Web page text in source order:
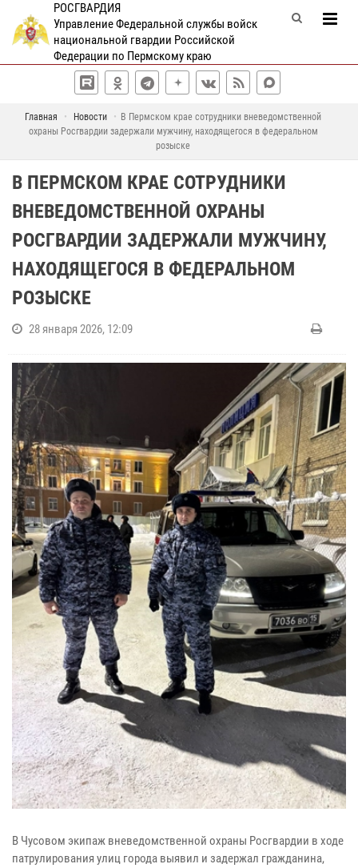
РОСГВАРДИЯ
Управление Федеральной службы войск
национальной гвардии Российской
Федерации по Пермскому краю
Главная Новости
В Пермском крае сотрудники вневедомственной
охраны Росгвардии задержали мужчину, находящегося в федеральном
розыске
В ПЕРМСКОМ КРАЕ СОТРУДНИКИ
ВНЕВЕДОМСТВЕННОЙ ОХРАНЫ
РОСГВАРДИИ ЗАДЕРЖАЛИ МУЖЧИНУ,
НАХОДЯЩЕГОСЯ В ФЕДЕРАЛЬНОМ
РОЗЫСКЕ
28 января 2026, 12:09
В Чусовом экипаж вневедомственной охраны Росгвардии в ходе
патрулирования улиц города выявил и задержал гражданина,